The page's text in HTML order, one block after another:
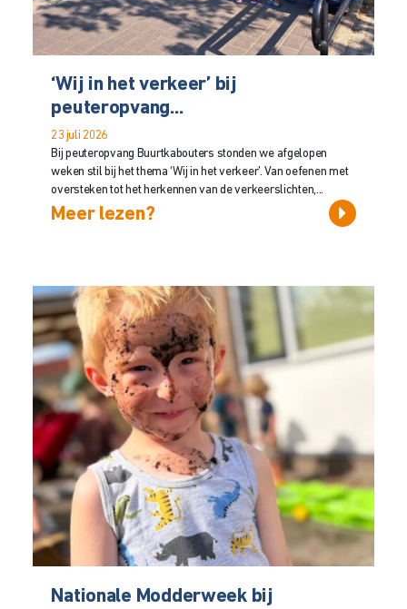
‘Wij in het verkeer’ bij
peuteropvang...
23 juli 2026
Bij peuteropvang Buurtkabouters stonden we afgelopen
weken stil bij het thema ‘Wij in het verkeer’. Van oefenen met
oversteken tot het herkennen van de verkeerslichten,...
Meer lezen?
Nationale Modderweek bij